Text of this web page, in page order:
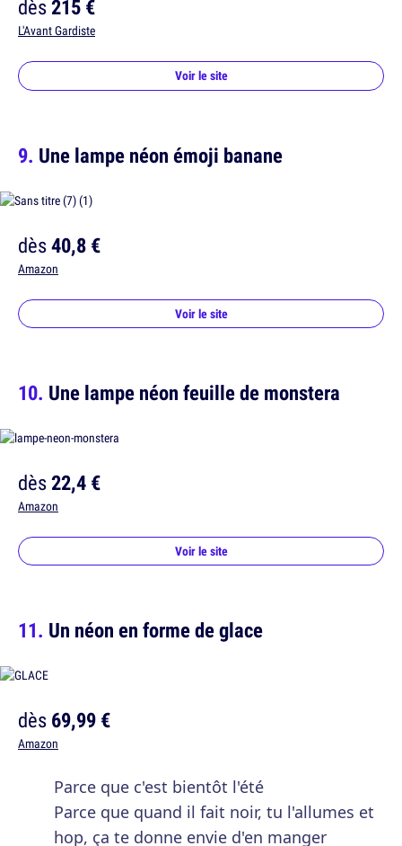
dès215 €
L'Avant Gardiste
Voir le site
Une lampe néon émoji banane
dès40,8 €
Amazon
Voir le site
Une lampe néon feuille de monstera
dès22,4 €
Amazon
Voir le site
Un néon en forme de glace
dès69,99 €
Amazon
Parce que c'est bientôt l'été
Parce que quand il fait noir, tu l'allumes et
hop, ça te donne envie d'en manger